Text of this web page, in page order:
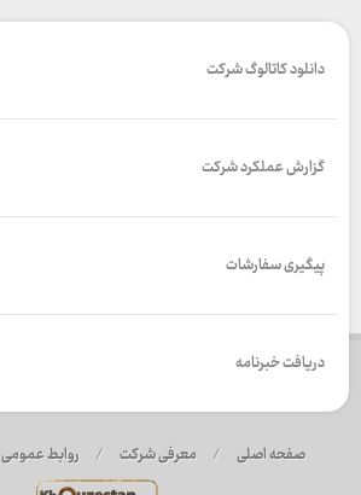
دانلود کاتالوگ شرکت
گزارش عملکرد شرکت
پیگیری سفارشات
دریافت خبرنامه
صفحه اصلی / معرفی شرکت / روابط عمومی